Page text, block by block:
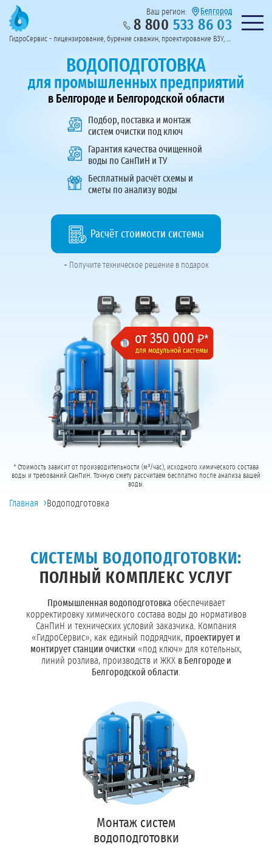
Предоставим полный пакет документов
Пригласить в тендер
Колл-центр на связи с 9:00 до 19:00
Перезвоните мне!
Ваш регион: Белгород
8 800 533 86 03 Нужна
ГидроСервис - лицензирование, бурение скважин, проектирование ВЗУ, системы водоподготовки
ВОДОПОДГОТОВКА
для промышленных предприятий
в Белгороде и Белгородской области
Подбор, поставка и монтаж
систем очистки под ключ
Гарантия качества очищенной
воды по СанПиН и ТУ
Бесплатный расчёт схемы и
сметы по анализу воды
Расчёт стоимости системы
+ Получите техническое решение в подарок
от 350 000₽*
для модульной системы
* Стоимость зависит от производительности (м³/час), исходного химического состава
воды и требований СанПиН. Точную смету рассчитаем бесплатно после анализа вашей
воды.
Главная ›Водоподготовка
СИСТЕМЫ ВОДОПОДГОТОВКИ:
ПОЛНЫЙ КОМПЛЕКС УСЛУГ
Промышленная водоподготовкаобеспечивает
корректировку химического состава воды до нормативов
СанПиН и технических условий заказчика. Компания
«ГидроСервис», как единый подрядчик, проектирует и
монтирует станции очистки «под ключ» для котельных,
линий розлива, производств и ЖКХ в Белгороде и
Белгородской области
Монтаж систем
водоподготовки